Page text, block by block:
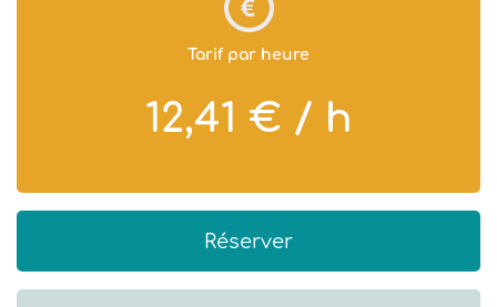
Tarif par heure
12,41 € / h
Réserver